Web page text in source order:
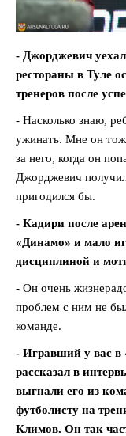
- Джорджевич
рестораны в Туле
тренеров после
- Насколько знаю,
ужинать. Мне он
за него, когда он
Джорджевич
пригодился бы.
- Кадири после
«Динамо» и мало
дисциплиной и
- Он очень
проблем с ним не
команде.
- Игравший у вас в
рассказал в
выгнали его из
футболисту на
Климов. Он так